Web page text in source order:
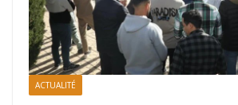
ACTUALITÉ